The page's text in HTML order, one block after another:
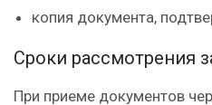
копия документа,
Сроки рассмотрения
При приеме документов